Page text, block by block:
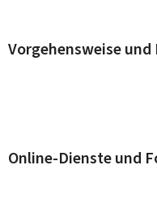
Vorgehensweise und
Online-Dienste und